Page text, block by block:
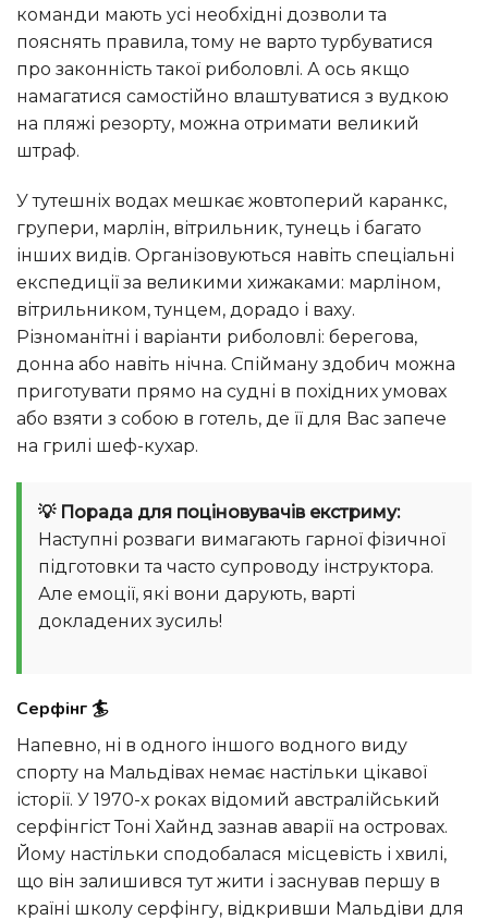
команди мають усі необхідні дозволи та
пояснять правила, тому не варто турбуватися
про законність такої риболовлі. А ось якщо
намагатися самостійно влаштуватися з вудкою
на пляжі резорту, можна отримати великий
штраф.
У тутешніх водах мешкає жовтоперий каранкс,
групери, марлін, вітрильник, тунець і багато
інших видів. Організовуються навіть спеціальні
експедиції за великими хижаками: марліном,
вітрильником, тунцем, дорадо і ваху.
Різноманітні і варіанти риболовлі: берегова,
донна або навіть нічна. Спійману здобич можна
приготувати прямо на судні в похідних умовах
або взяти з собою в готель, де її для Вас запече
на грилі шеф-кухар.
💡 Порада для поціновувачів екстриму:
Наступні розваги вимагають гарної фізичної
підготовки та часто супроводу інструктора.
Але емоції, які вони дарують, варті
докладених зусиль!
Серфінг 🏄
Напевно, ні в одного іншого водного виду
спорту на Мальдівах немає настільки цікавої
історії. У 1970-х роках відомий австралійський
серфінгіст Тоні Хайнд зазнав аварії на островах.
Йому настільки сподобалася місцевість і хвилі,
що він залишився тут жити і заснував першу в
країні школу серфінгу, відкривши Мальдіви для